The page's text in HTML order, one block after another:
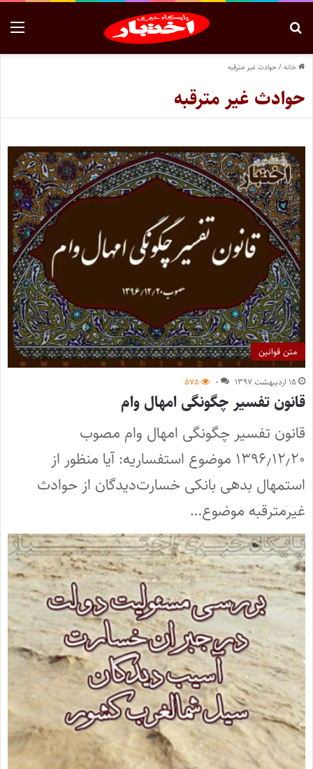
خانه/حوادث غیر مترقبه
حوادث غیر مترقبه
متن قوانین
۱۵ اردیبهشت ۱۳۹۷ ۰ ۵۷۵
قانون تفسیر چگونگی امهال وام
قانون تفسیر چگونگی امهال وام مصوب
۱۳۹۶٫۱۲٫۲۰ موضوع استفساریه: آیا منظور از
استمهال بدهی بانکی خسارت‌دیدگان از حوادث
غیرمترقبه موضوع…